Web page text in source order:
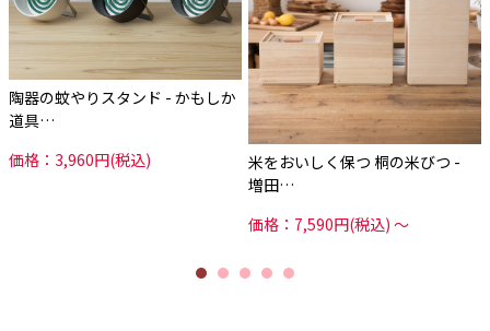
かもしか道具店のものは全体の色味
にこだわり、
取手など細部まで丁寧に製造され、
一味ちがうのです。
一方シンプルでモダンな蚊やりスタ
ンドは、
立てても平置きでも使える便利さ
と、
インテリアを邪魔しないスタイリッ
シュな見た目で
使い勝手良く。
という人、多いんじゃないでしょう
か。
か？
陶器の蚊やりスタンド - かもしか
道具…
価格：3,960円(税込)
米をおいしく保つ 桐の米びつ -
増田…
価格：7,590円(税込)～